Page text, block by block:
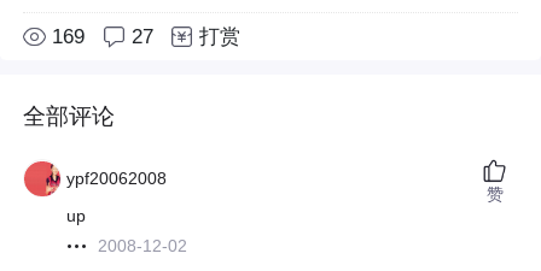
169 27 打赏
全部评论
ypf20062008
up
2008-12-02
赞